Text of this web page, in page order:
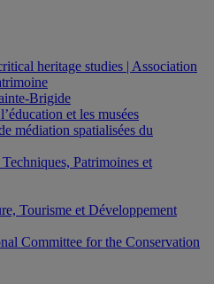
heritage studies | Association
Brigide
et les musées
médiation spatialisées du
Patrimoines et
Tourisme et Développement
Committee for the Conservation